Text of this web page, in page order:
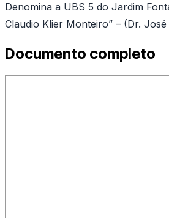
Denomina a UBS 5 do Jardim
Claudio Klier Monteiro” – (Dr. José
Documento completo